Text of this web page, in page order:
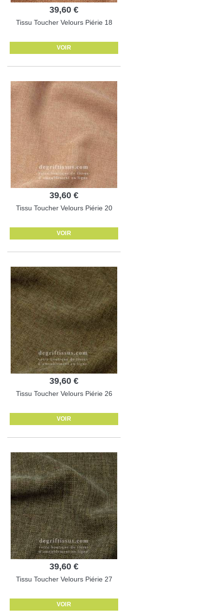
39,60 €
Tissu Toucher Velours Piérie 18
VOIR
39,60 €
Tissu Toucher Velours Piérie 20
VOIR
39,60 €
Tissu Toucher Velours Piérie 26
VOIR
39,60 €
Tissu Toucher Velours Piérie 27
VOIR